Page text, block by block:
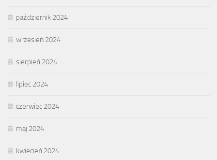
październik 2024
wrzesień 2024
sierpień 2024
lipiec 2024
czerwiec 2024
maj 2024
kwiecień 2024